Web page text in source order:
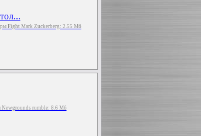
Fight Mark Zuckerberg: 2.55 Мб
Newgrounds rumble: 8.6 Мб